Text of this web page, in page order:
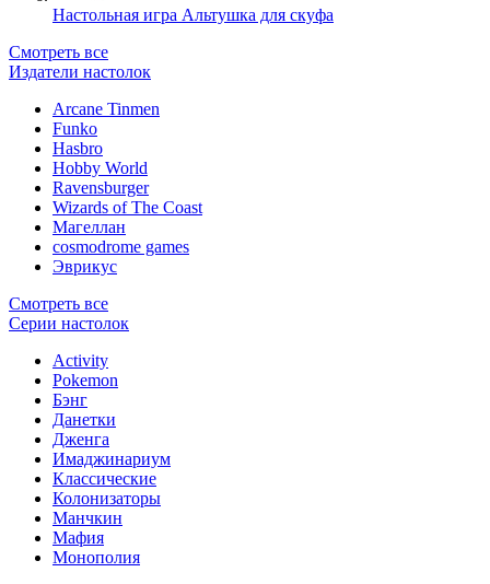
Настольная игра Альтушка для скуфа
Смотреть все
Издатели настолок
Arcane Tinmen
Funko
Hasbro
Hobby World
Ravensburger
Wizards of The Coast
Магеллан
сosmodrome games
Эврикус
Смотреть все
Серии настолок
Activity
Pokemon
Бэнг
Данетки
Дженга
Имаджинариум
Классические
Колонизаторы
Манчкин
Мафия
Монополия